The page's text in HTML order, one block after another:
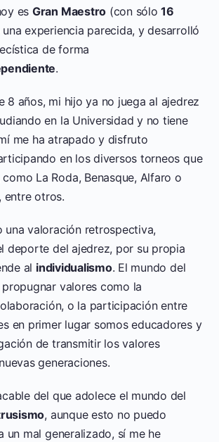
es Gran Maestro (con sólo16
experiencia parecida, y desarrolló
de forma
.
8 años, mi hijo ya no juega al ajedrez
en la Universidad y no tiene
me ha atrapado y disfruto
en los diversos torneos que
La Roda, Benasque, Alfaro o
entre otros.
una valoración retrospectiva,
deporte del ajedrez, por su propia
al individualismo. El mundo del
valores como la
o la participación entre
en primer lugar somos educadores y
de transmitir los valores
generaciones.
del que adolece el mundo del
, aunque esto no puedo
un mal generalizado, sí me he